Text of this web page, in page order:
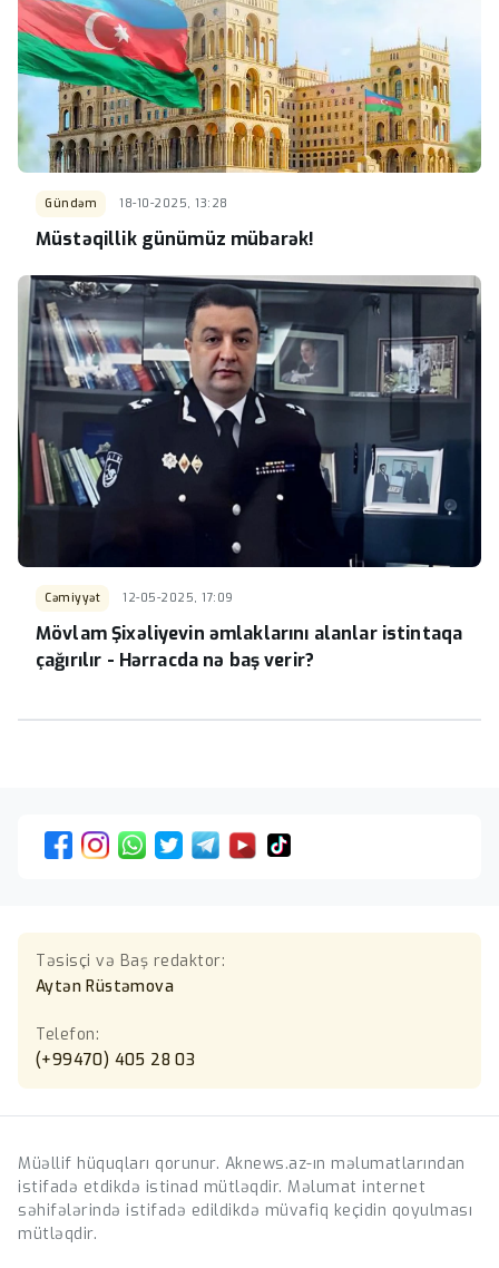
Gündəm 18-10-2025, 13:28
Müstəqillik günümüz mübarək!
Cəmiyyət 12-05-2025, 17:09
Mövlam Şixəliyevin əmlaklarını alanlar istintaqa
çağırılır - Hərracda nə baş verir?
Təsisçi və Baş redaktor:
Aytən Rüstəmova
Telefon:
(+99470) 405 28 03
Müəllif hüquqları qorunur. Aknews.az-ın məlumatlarından
istifadə etdikdə istinad mütləqdir. Məlumat internet
səhifələrində istifadə edildikdə müvafiq keçidin qoyulması
mütləqdir.